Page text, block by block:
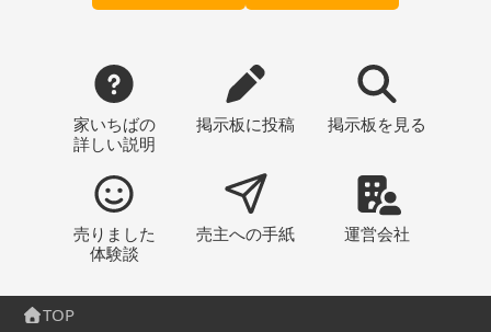
家いちばの
詳しい説明
掲示板に投稿 掲示板 を見る
売りました
体験談
売主への手紙 運営会社
TOP